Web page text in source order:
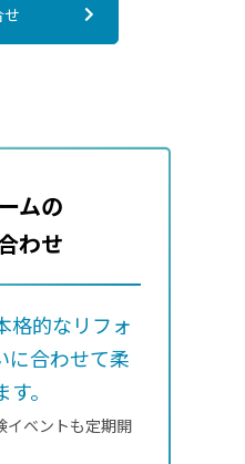
せ
ムの
わせ
格的なリフォ
に合わせて柔
。
イベントも定期開